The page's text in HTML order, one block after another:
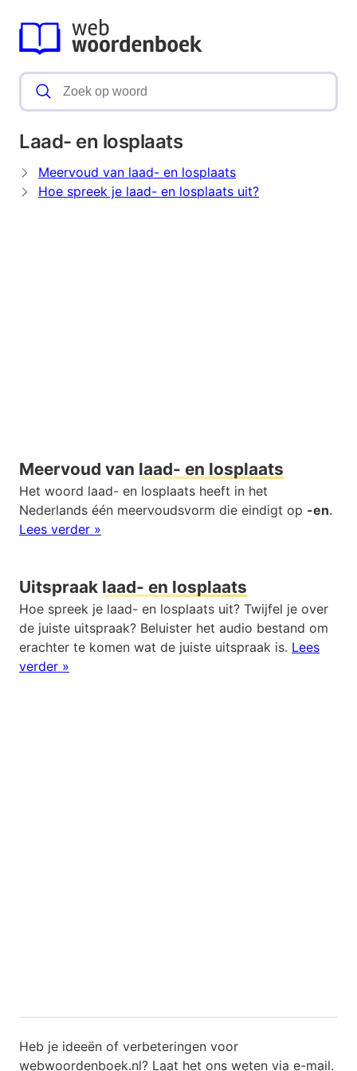
Laad- en losplaats
Meervoud van laad- en losplaats
Hoe spreek je laad- en losplaats uit?
Meervoud van laad- en losplaats
Het woord laad- en losplaats heeft in het
Nederlands één meervoudsvorm die eindigt op -en.
Lees verder »
Uitspraak laad- en losplaats
Hoe spreek je laad- en losplaats uit? Twijfel je over
de juiste uitspraak? Beluister het audio bestand om
erachter te komen wat de juiste uitspraak is. Lees
verder »
Heb je ideeën of verbeteringen voor
webwoordenboek.nl? Laat het ons weten via e-mail.